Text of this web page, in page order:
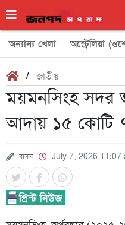
অন্যান্য খেলা অস্ট্রেলিয়া
/জাতীয়
ময়মনসিংহ সদর
আদায় ১৫ কোটি
বাসস July 7, 2026 11:07